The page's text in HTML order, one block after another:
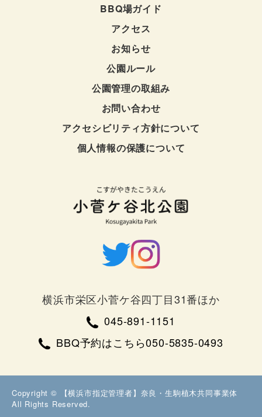
BBQ場ガイド
アクセス
お知らせ
公園ルール
公園管理の取組み
お問い合わせ
アクセシビリティ方針について
個人情報の保護について
横浜市栄区小菅ケ谷四丁目31番ほか
045-891-1151
BBQ予約はこちら050-5835-0493
Copyright © 【横浜市指定管理者】奈良・生駒植木共同事業体
All Rights Reserved.